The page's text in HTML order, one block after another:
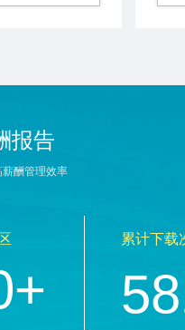
报告
酬管理效率
累计下载